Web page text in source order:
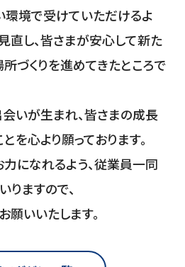
環境で受けていただけるよ
直し、皆さまが安心して新た
づくりを進めてきたところで
いが生まれ、皆さまの成長
を心より願っております。
になれるよう、従業員一同
りますので、
願いいたします。